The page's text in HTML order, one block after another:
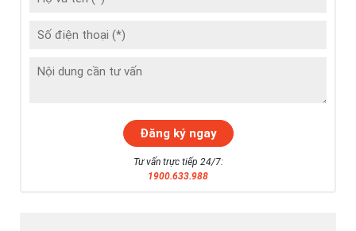
Tư vấn trực tiếp 24/7:
1900.633.988